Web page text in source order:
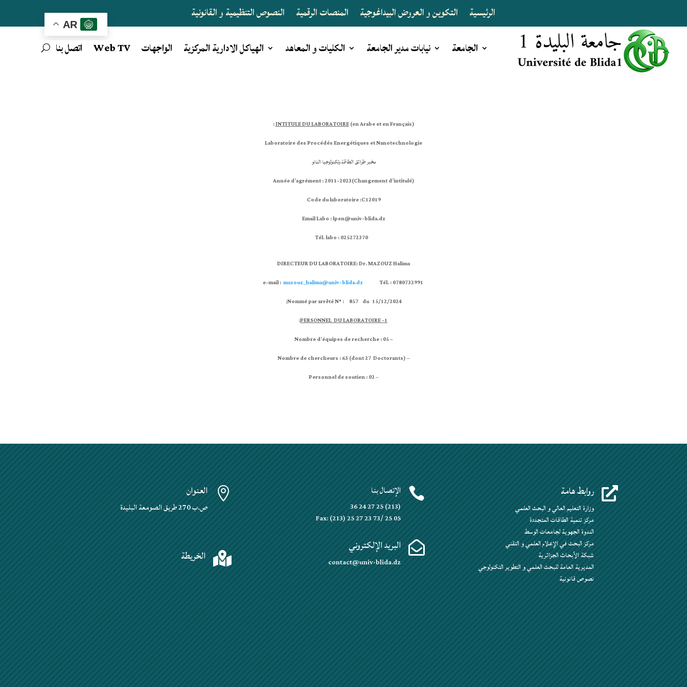
AR
الرئيسية التكوين و العروض البيداغوجية المنصات الرقمية النصوص التنظيمية و القانونية
الجامعة نيابات مدير الجامعة الكليات و المعاهد الهياكل الادارية المركزية الواجهات Web TV اتصل بنا
INTITULE DU LABORATOIRE(en Arabe et en Français) :
Laboratoire des Procédés Energétiques et Nanotechnologie
مخبرطرائق الطاقة وتكنولوجيا النانو
Année d’agrément : 2011-2023(Changement d’intitulé)
Code du laboratoire :C12019
Email Labo : lpen@univ-blida.dz
DIRECTEUR DU LABORATOIRE:Dr. MAZOUZ Halima
mazouz_halima@univ-blida.dz Tél. :0780732991
Nommé par arrêté N° : 857 du 15/12/2024;
1- PERSONNEL DU LABORATOIRE
:
– Nombre d’équipes de recherche : 05
– Nombre de chercheurs : 63 (dont 27 Doctorants)
– Personnel de soutien : 02
 العنوان
ص.ب 270 طريق الصومعة البليدة
 الخريطة
 الإتصال بنا
(213) 25 27 24 36
Fax: (213) 25 27 23 73/ 25 05
 البريد الإلكتروني
contact@univ-blida.dz
 روابط هامة
وزارة التعليم العالي و البحث العلمي
مركز تنمية الطاقات المتجددة
الندوة الجهوية لجامعات الوسط
مركز البحث في الإعلام العلمي و التقني
شبكة الأبحاث الجزائرية
المديرية العامة للبحث العلمي و التطوير التكنولوجي
نصوص قانونية